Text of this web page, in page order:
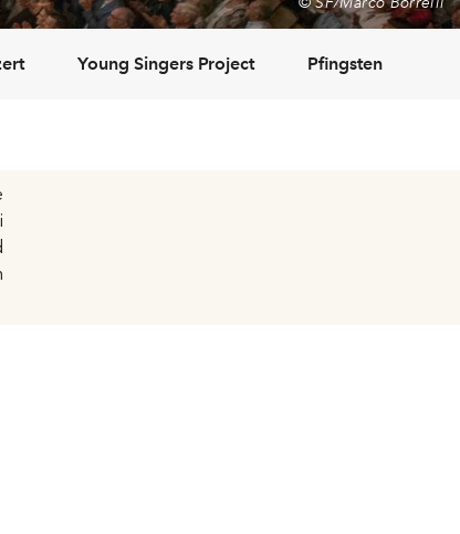
Young Singers Project Pfingsten